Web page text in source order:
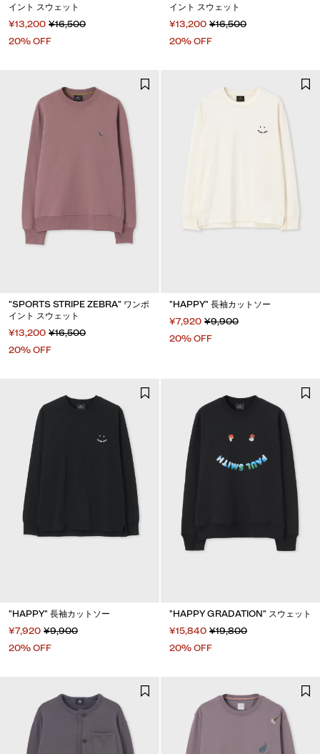
イント スウェット
¥13,200 ¥16,500
20% OFF
イント スウェット
¥13,200 ¥16,500
20% OFF
"SPORTS STRIPE ZEBRA" ワンポ
イント スウェット
¥13,200 ¥16,500
20% OFF
"HAPPY" 長袖カットソー
¥7,920 ¥9,900
20% OFF
"HAPPY" 長袖カットソー
¥7,920 ¥9,900
20% OFF
"HAPPY GRADATION" スウェット
¥15,840 ¥19,800
20% OFF